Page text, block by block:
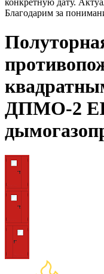
конкретную дату.
Благодарим за
ДПМО-2